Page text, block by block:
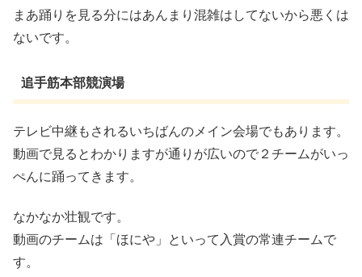
まあ踊りを見る分にはあんまり混雑はしてないから悪くは
ないです。
追手筋本部競演場
テレビ中継もされるいちばんのメイン会場でもあります。
動画で見るとわかりますが通りが広いので２チームがいっ
ぺんに踊ってきます。
なかなか壮観です。
動画のチームは「ほにや」といって入賞の常連チームで
す。